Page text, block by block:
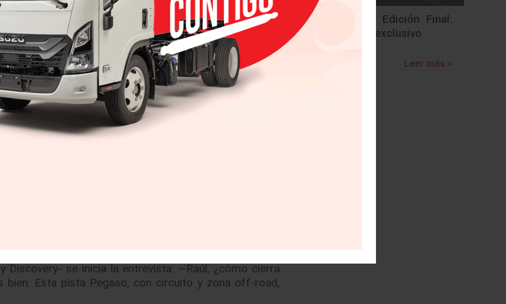
evolución profunda:
posventa, lanzamientos, electrificación y la
PISTA PEGASO, EdoMex.- En un
donde ruedan los productos de las cuatro marcas
Discovery- se inicia la entrevista. —Raúl, ¿cómo cierra
Esta pista Pegaso, con circuito y zona off-road,
BMW Z4 Edición Final:
un adiós exclusivo
Leer más »